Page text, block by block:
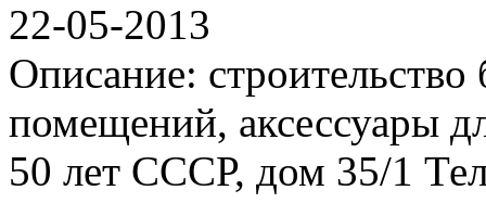
22-05-2013
Описание: строительство
помещений, аксессуары
50 лет СССР, дом 35/1